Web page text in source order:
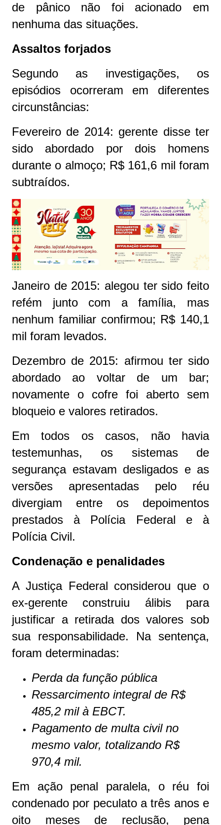
de pânico não foi acionado em
nenhuma das situações.
Assaltos forjados
Segundo as investigações, os
episódios ocorreram em diferentes
circunstâncias:
Fevereiro de 2014: gerente disse ter
sido abordado por dois homens
durante o almoço; R$ 161,6 mil foram
subtraídos.
Janeiro de 2015: alegou ter sido feito
refém junto com a família, mas
nenhum familiar confirmou; R$ 140,1
mil foram levados.
Dezembro de 2015: afirmou ter sido
abordado ao voltar de um bar;
novamente o cofre foi aberto sem
bloqueio e valores retirados.
Em todos os casos, não havia
testemunhas, os sistemas de
segurança estavam desligados e as
versões apresentadas pelo réu
divergiam entre os depoimentos
prestados à Polícia Federal e à
Polícia Civil.
Condenação e penalidades
A Justiça Federal considerou que o
ex-gerente construiu álibis para
justificar a retirada dos valores sob
sua responsabilidade. Na sentença,
foram determinadas:
Perda da função pública
Ressarcimento integral de R$
485,2 mil à EBCT.
Pagamento de multa civil no
mesmo valor, totalizando R$
970,4 mil.
Em ação penal paralela, o réu foi
condenado por peculato a três anos e
oito meses de reclusão, pena